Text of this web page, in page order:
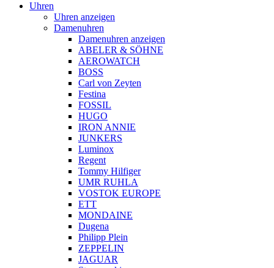
Uhren
Uhren anzeigen
Damenuhren
Damenuhren anzeigen
ABELER & SÖHNE
AEROWATCH
BOSS
Carl von Zeyten
Festina
FOSSIL
HUGO
IRON ANNIE
JUNKERS
Luminox
Regent
Tommy Hilfiger
UMR RUHLA
VOSTOK EUROPE
ETT
MONDAINE
Dugena
Philipp Plein
ZEPPELIN
JAGUAR